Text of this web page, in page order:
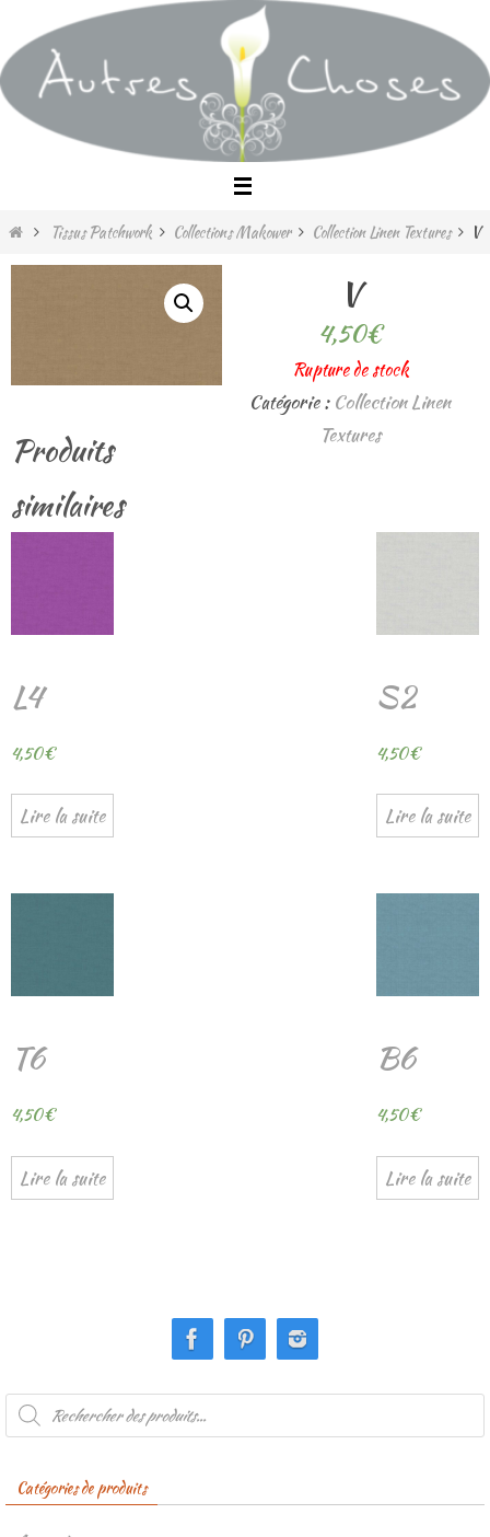
vers
le
contenu
HomeTissus Patchwork Collections Makower Collection Linen Textures V
V
4,50€
Rupture de stock
Catégorie : Collection Linen
Textures
Produits
similaires
L4
4,50€
Lire la suite
S2
4,50€
Lire la suite
T6
4,50€
Lire la suite
B6
4,50€
Lire la suite
Recherche
produits
Catégories de produits